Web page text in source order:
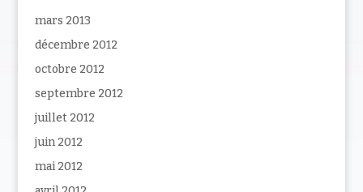
mars 2013
décembre 2012
octobre 2012
septembre 2012
juillet 2012
juin 2012
mai 2012